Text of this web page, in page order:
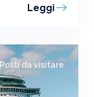
Leggi
Posti da visitare